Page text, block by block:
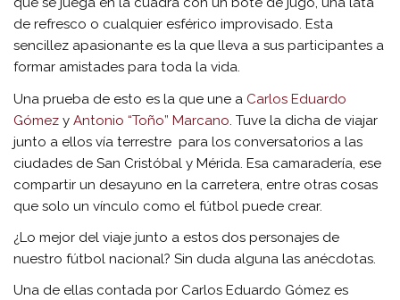
de refresco o cualquier esférico improvisado. Esta
sencillez apasionante es la que lleva a sus participantes a
formar amistades para toda la vida.
Una prueba de esto es la que une a Carlos Eduardo
Gómez yAntonio “Toño” Marcano . Tuve la dicha de viajar
junto a ellos vía terrestre para los conversatorios a las
ciudades de San Cristóbal y Mérida. Esa camaradería, ese
compartir un desayuno en la carretera, entre otras cosas
que solo un vínculo como el fútbol puede crear.
¿Lo mejor del viaje junto a estos dos personajes de
nuestro fútbol nacional? Sin duda alguna las anécdotas.
Una de ellas contada por Carlos Eduardo Gómez es